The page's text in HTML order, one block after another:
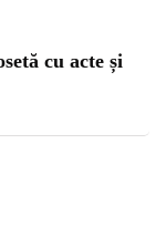
cu acte și